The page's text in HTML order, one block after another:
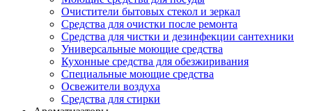
Очистители бытовых стекол и зеркал
Средства для очистки после ремонта
Средства для чистки и дезинфекции сантехники
Универсальные моющие средства
Кухонные средства для обезжиривания
Специальные моющие средства
Освежители воздуха
Средства для стирки